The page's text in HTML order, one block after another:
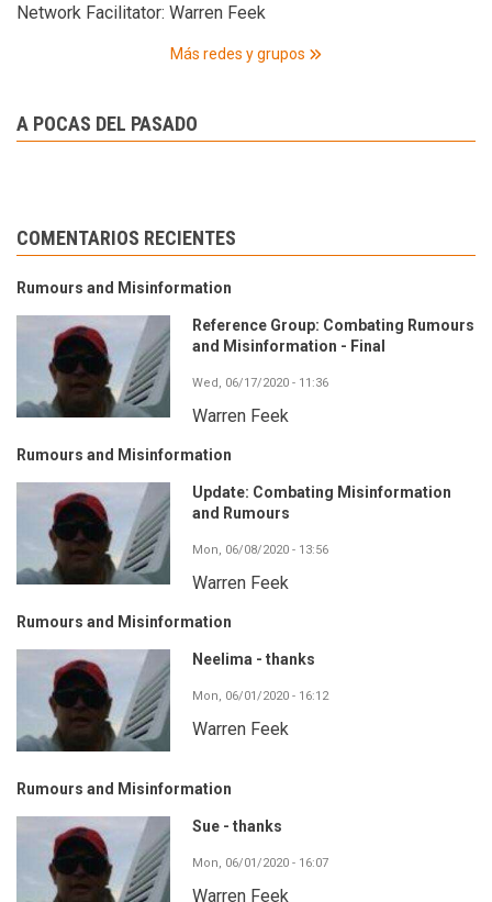
Network Facilitator: Warren Feek
Más redes y grupos
A POCAS DEL PASADO
COMENTARIOS RECIENTES
Rumours and Misinformation
Reference Group: Combating Rumours
and Misinformation - Final
Wed, 06/17/2020 - 11:36
Warren Feek
Rumours and Misinformation
Update: Combating Misinformation
and Rumours
Mon, 06/08/2020 - 13:56
Warren Feek
Rumours and Misinformation
Neelima - thanks
Mon, 06/01/2020 - 16:12
Warren Feek
Rumours and Misinformation
Sue - thanks
Mon, 06/01/2020 - 16:07
Warren Feek